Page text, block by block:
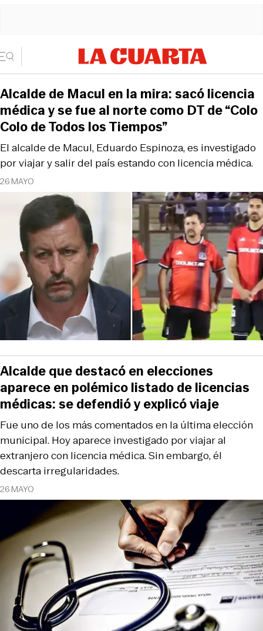
26 MAYO
El alcalde de Macul, Eduardo Espinoza, es investigado
por viajar y salir del país estando con licencia médica.
Alcalde de Macul en la mira: sacó licencia
médica y se fue al norte como DT de “Colo
Colo de Todos los Tiempos”
26 MAYO
Fue uno de los más comentados en la última elección
municipal. Hoy aparece investigado por viajar al
extranjero con licencia médica. Sin embargo, él
descarta irregularidades.
Alcalde que destacó en elecciones
aparece en polémico listado de licencias
médicas: se defendió y explicó viaje